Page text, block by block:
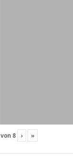
von 8 › »